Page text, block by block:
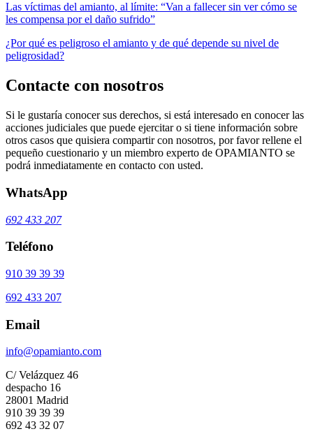
Las víctimas del amianto, al límite: “Van a fallecer sin ver cómo se
les compensa por el daño sufrido”
¿Por qué es peligroso el amianto y de qué depende su nivel de
peligrosidad?
Contacte con nosotros
Si le gustaría conocer sus derechos, si está interesado en conocer las
acciones judiciales que puede ejercitar o si tiene información sobre
otros casos que quisiera compartir con nosotros, por favor rellene el
pequeño cuestionario y un miembro experto de OPAMIANTO se
podrá inmediatamente en contacto con usted.
WhatsApp
692 433 207
Teléfono
910 39 39 39
692 433 207
Email
info@opamianto.com
C/ Velázquez 46
despacho 16
28001 Madrid
910 39 39 39
692 43 32 07